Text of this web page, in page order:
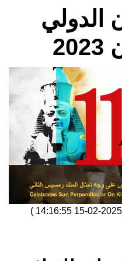
الدولي
2025-02-15 14:16:55
)